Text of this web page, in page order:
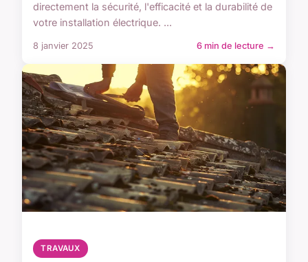
directement la sécurité, l'efficacité et la durabilité de
votre installation électrique. ...
8 janvier 2025 6 min de lecture →
TRAVAUX